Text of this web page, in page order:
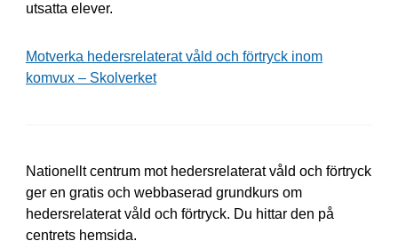
utsatta elever.
Motverka hedersrelaterat våld och förtryck inom
komvux – Skolverket
Nationellt centrum mot hedersrelaterat våld och förtryck
ger en gratis och webbaserad grundkurs om
hedersrelaterat våld och förtryck. Du hittar den på
centrets hemsida.